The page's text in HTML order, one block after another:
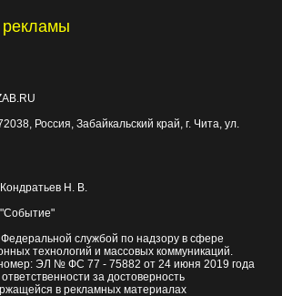
, Россия, Забайкальский край, г. Чита ул.
Н. В.
службой по надзору в сфере
технологий и массовых коммуникаций.
ЭЛ № ФС 77 - 75882 от 24 июня 2019 года
за достоверность
в рекламных материалах